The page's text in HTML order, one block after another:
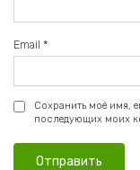
Email *
Сохранить моё имя,
последующих моих